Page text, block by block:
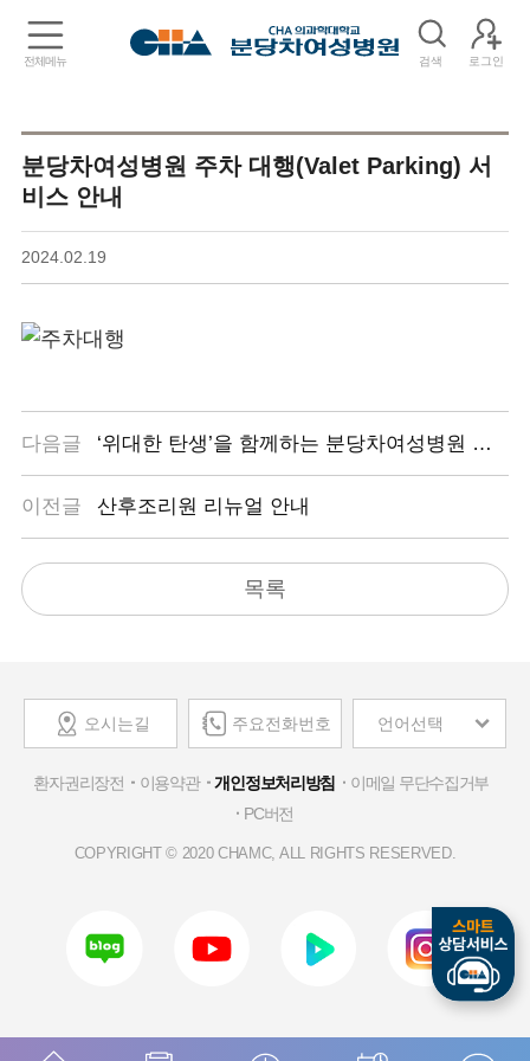
전체메뉴 검색 로그인
분당차여성병원 주차 대행(Valet Parking) 서
비스 안내
2024.02.19
다음글 ‘위대한 탄생’을 함께하는 분당차여성병원 난임센터
이전글 산후조리원 리뉴얼 안내
목록
오시는길 주요전화번호 언어선택
환자권리장전 이용약관 개인정보처리방침
이메일 무단수집거부
PC버전
COPYRIGHT © 2020 CHAMC, ALL RIGHTS RESERVED.